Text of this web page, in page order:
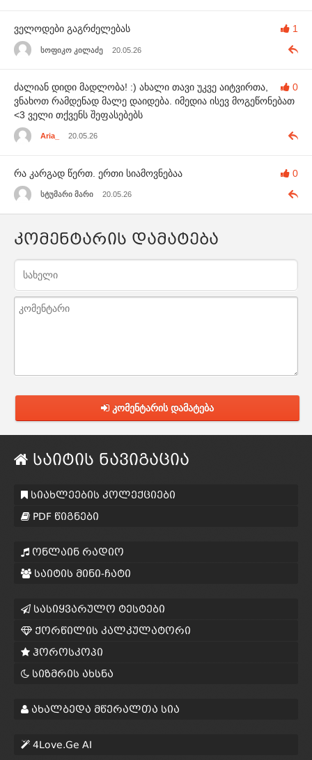
1
ველოდები გაგრძელებას
სოფიკო კილაძე 20.05.26
0
ძალიან დიდი მადლობა! :) ახალი თავი უკვე აიტვირთა,
ვნახოთ რამდენად მალე დაიდება. იმედია ისევ მოგეწონებათ
<3 ველი თქვენს შეფასებებს
Aria_ 20.05.26
0
რა კარგად წერთ. ერთი სიამოვნებაა
სტუმარი მარი 20.05.26
კომენტარის დამატება
კომენტარის დამატება
საიტის ნავიგაცია
სიახლეების კოლექციები
PDF წიგნები
ონლაინ რადიო
საიტის მინი-ჩატი
სასიყვარულო ტესტები
ქორწილის კალკულატორი
ჰოროსკოპი
სიზმრის ახსნა
ახალბედა მწერალთა სია
4Love.Ge AI